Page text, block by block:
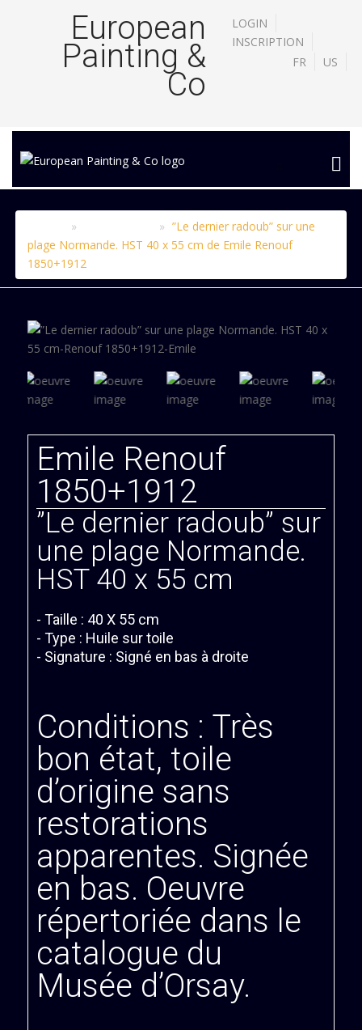
European
Painting &
Co
LOGIN
INSCRIPTION
FR
US
”Le dernier radoub” sur une
plage Normande. HST 40 x 55 cm de Emile Renouf
1850+1912
Emile Renouf
1850+1912
”Le dernier radoub” sur
une plage Normande.
HST 40 x 55 cm
- Taille : 40 X 55 cm
- Type : Huile sur toile
- Signature : Signé en bas à droite
Conditions : Très
bon état, toile
d’origine sans
restorations
apparentes. Signée
en bas. Oeuvre
répertoriée dans le
catalogue du
Musée d’Orsay.